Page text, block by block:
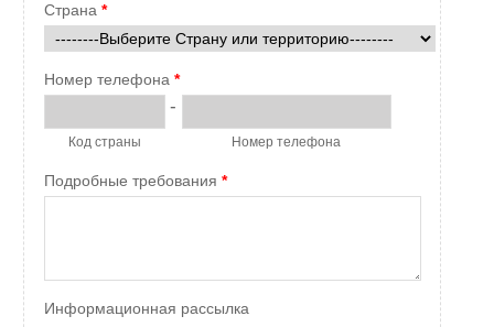
Страна *
Номер телефона *
Код страны
-
Номер телефона
Подробные требования *
Информационная рассылка